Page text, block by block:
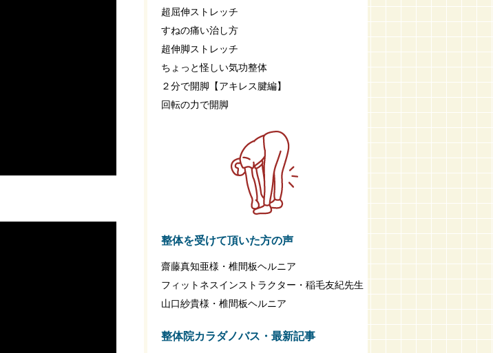
超屈伸ストレッチ
すねの痛い治し方
超伸脚ストレッチ
ちょっと怪しい気功整体
２分で開脚【アキレス腱編】
回転の力で開脚
整体を受けて頂いた方の声
齋藤真知亜様・椎間板ヘルニア
フィットネスインストラクター・稲毛友紀先生
山口紗貴様・椎間板ヘルニア
整体院カラダノバス・最新記事